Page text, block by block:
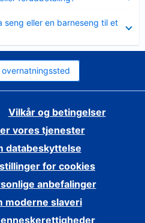
seng eller en barneseng til et
Vilkår og betingelser
vores tjenester
databeskyttelse
for cookies
anbefalinger
moderne slaveri